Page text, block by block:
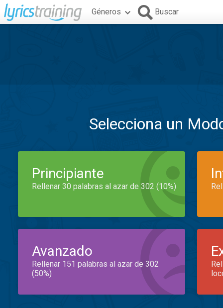
Géneros Buscar
Selecciona un
Principiante
Rellenar 30 palabras al azar de 302 (10%)
Avanzado
Rellenar 151 palabras al azar de 302
(50%)